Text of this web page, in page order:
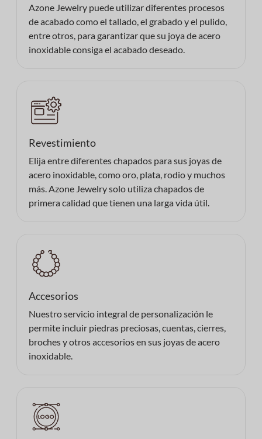
Azone Jewelry puede utilizar diferentes procesos
de acabado como el tallado, el grabado y el pulido,
entre otros, para garantizar que su joya de acero
inoxidable consiga el acabado deseado.
Revestimiento
Elija entre diferentes chapados para sus joyas de
acero inoxidable, como oro, plata, rodio y muchos
más. Azone Jewelry solo utiliza chapados de
primera calidad que tienen una larga vida útil.
Accesorios
Nuestro servicio integral de personalización le
permite incluir piedras preciosas, cuentas, cierres,
broches y otros accesorios en sus joyas de acero
inoxidable.